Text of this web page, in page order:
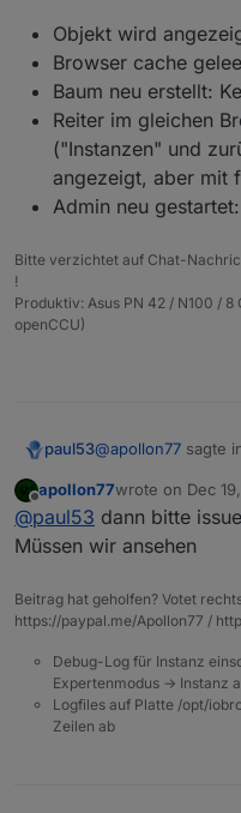
Objekt wird
Browser cache
Baum neu erstellt:
Reiter im gleichen
("Instanzen" und
angezeigt, aber mit
Admin neu
Bitte verzichtet auf Chat-
!
Produktiv: Asus PN 42 / N100 /
openCCU)
paul53@apollon77 sagte
reicht auch
erzeugt und im
Objekt wird
Baum neu
Reiter im
("Instanzen"
Admin neu
Offline
apollon77wrote on Dec
last edited by
@paul53 dann bitte
Müssen wir ansehen
Beitrag hat geholfen? Votet
https://paypal.me/Apollon77 /
Debug-Log für Instanz
Expertenmodus -> Instanz
Logfiles auf Platte /opt/
Zeilen ab